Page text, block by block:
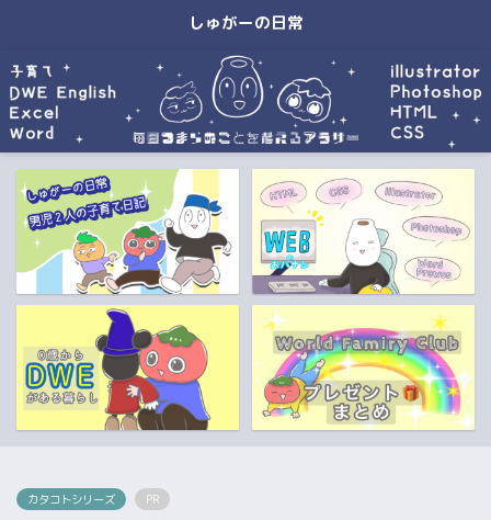
しゅがーの日常
カタコトシリーズ PR